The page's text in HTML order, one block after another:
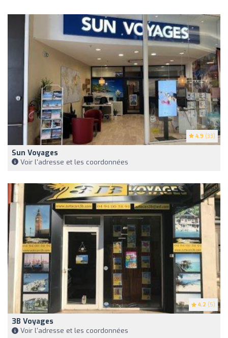
4.9 (33)
Sun Voyages
Voir l'adresse et les coordonnées
4.2 (5)
3B Voyages
Voir l'adresse et les coordonnées